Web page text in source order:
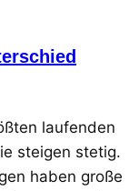
laufenden
steigen stetig.
haben große